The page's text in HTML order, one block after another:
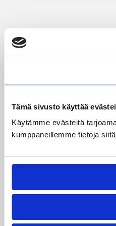
Tämä sivusto käyttää
Käytämme evästeitä
kumppaneillemme tietoja